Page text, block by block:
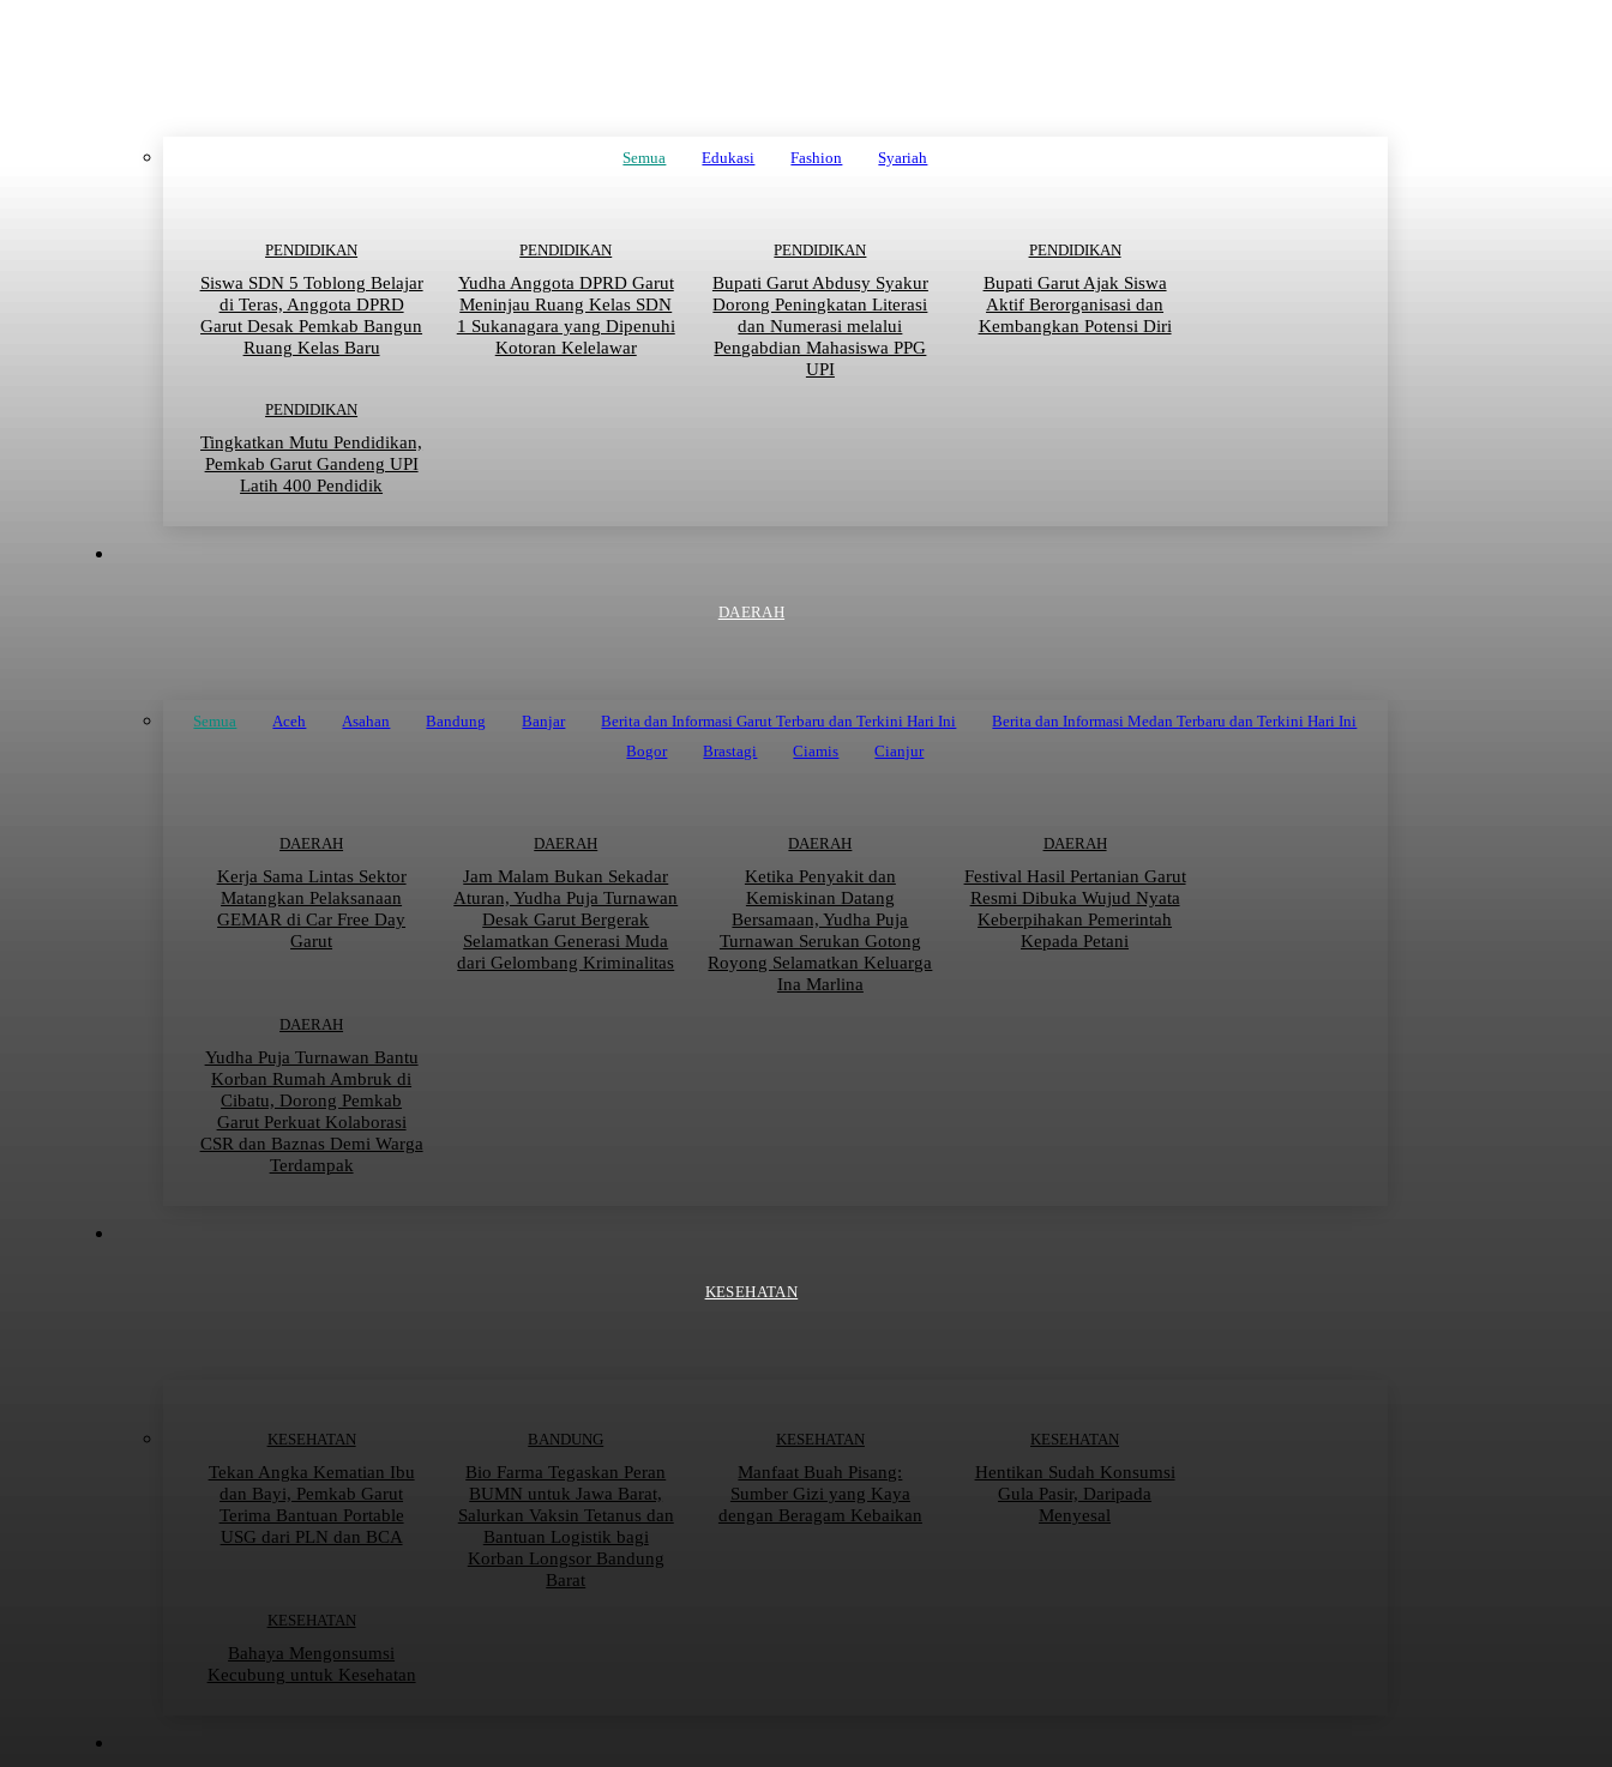
Semua Edukasi Fashion Syariah
PENDIDIKAN
Siswa SDN 5 Toblong Belajar
di Teras, Anggota DPRD
Garut Desak Pemkab Bangun
Ruang Kelas Baru
PENDIDIKAN
Yudha Anggota DPRD Garut
Meninjau Ruang Kelas SDN
1 Sukanagara yang Dipenuhi
Kotoran Kelelawar
PENDIDIKAN
Bupati Garut Abdusy Syakur
Dorong Peningkatan Literasi
dan Numerasi melalui
Pengabdian Mahasiswa PPG
UPI
PENDIDIKAN
Bupati Garut Ajak Siswa
Aktif Berorganisasi dan
Kembangkan Potensi Diri
PENDIDIKAN
Tingkatkan Mutu Pendidikan,
Pemkab Garut Gandeng UPI
Latih 400 Pendidik
DAERAH
Semua Aceh Asahan Bandung Banjar Berita dan Informasi Garut Terbaru dan Terkini Hari Ini
Berita dan Informasi Medan Terbaru dan Terkini Hari Ini
Bogor
Brastagi Ciamis Cianjur
DAERAH
Kerja Sama Lintas Sektor
Matangkan Pelaksanaan
GEMAR di Car Free Day
Garut
DAERAH
Jam Malam Bukan Sekadar
Aturan, Yudha Puja Turnawan
Desak Garut Bergerak
Selamatkan Generasi Muda
dari Gelombang Kriminalitas
DAERAH
Ketika Penyakit dan
Kemiskinan Datang
Bersamaan, Yudha Puja
Turnawan Serukan Gotong
Royong Selamatkan Keluarga
Ina Marlina
DAERAH
Festival Hasil Pertanian Garut
Resmi Dibuka Wujud Nyata
Keberpihakan Pemerintah
Kepada Petani
DAERAH
Yudha Puja Turnawan Bantu
Korban Rumah Ambruk di
Cibatu, Dorong Pemkab
Garut Perkuat Kolaborasi
CSR dan Baznas Demi Warga
Terdampak
KESEHATAN
KESEHATAN
Tekan Angka Kematian Ibu
dan Bayi, Pemkab Garut
Terima Bantuan Portable
USG dari PLN dan BCA
BANDUNG
Bio Farma Tegaskan Peran
BUMN untuk Jawa Barat,
Salurkan Vaksin Tetanus dan
Bantuan Logistik bagi
Korban Longsor Bandung
Barat
KESEHATAN
Manfaat Buah Pisang:
Sumber Gizi yang Kaya
dengan Beragam Kebaikan
KESEHATAN
Hentikan Sudah Konsumsi
Gula Pasir, Daripada
Menyesal
KESEHATAN
Bahaya Mengonsumsi
Kecubung untuk Kesehatan